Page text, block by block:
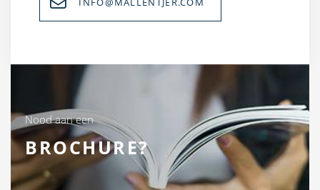
Nood aan een
BROCHURE?